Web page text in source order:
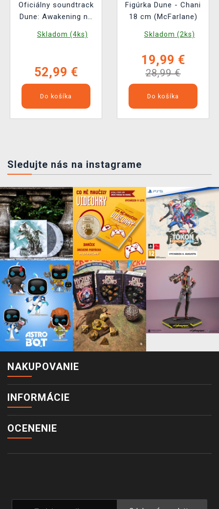
Oficiálny soundtrack
Dune: Awakening na
Skladom (4ks)
52,99 €
Do košíka
Figúrka Dune - Chani
18 cm (McFarlane)
Skladom (2ks)
19,99 €
28,99 €
Do košíka
Sledujte nás na instagrame
NAKUPOVANIE
INFORMÁCIE
OCENENIE